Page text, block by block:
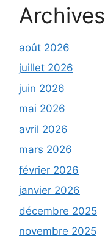
Archives
août 2026
juillet 2026
juin 2026
mai 2026
avril 2026
mars 2026
février 2026
janvier 2026
décembre 2025
novembre 2025